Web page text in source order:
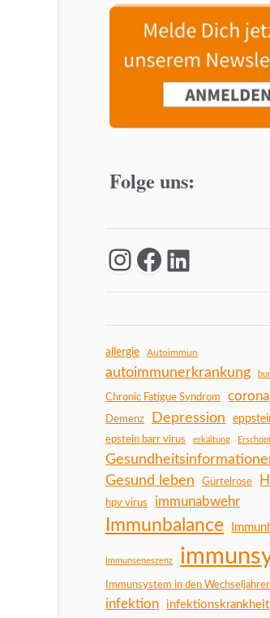
Folge uns:
allergie Autoimmun
autoimmunerkrankung
Chronic Fatigue Syndrom corona
Demenz Depression
epstein barr virus
erkältung
Gesund leben Gürtelrose
hpv virus immunabwehr
Immunbalance
Immunseneszenz
Immunsystem in den
infektion infektionskrankheit